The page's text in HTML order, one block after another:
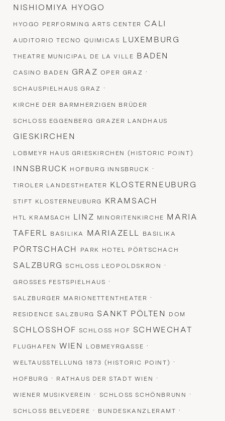
NISHIOMIYA HYOGO
HYOGO PERFORMING ARTS CENTER CALI
AUDITORIO TECNO QUIMICAS LUXEMBURG
THEATRE MUNICIPAL DE LA VILLE BADEN
CASINO BADEN GRAZ OPER GRAZ ·
SCHAUSPIELHAUS GRAZ ·
KIRCHE DER BARMHERZIGEN BRÜDER
SCHLOSS EGGENBERG GRAZER LANDHAUS
GIESKIRCHEN
LOBMEYR HAUS GRIESKIRCHEN (HISTORIC POINT)
INNSBRUCK HOFBURG INNSBRUCK ·
TIROLER LANDESTHEATER KLOSTERNEUBURG
STIFT KLOSTERNEUBURG KRAMSACH
HTL KRAMSACH LINZ MINORITENKIRCHE MARIA
TAFERL BASILIKA MARIAZELL BASILIKA
PÖRTSCHACH PARK HOTEL PÖRTSCHACH
SALZBURGSCHLOSS LEOPOLDSKRON ·
GROSSES FESTSPIELHAUS ·
SALZBURGER MARIONETTENTHEATER ·
RESIDENCE SALZBURG SANKT PÖLTEN DOM
SCHLOSSHOF SCHLOSS HOF SCHWECHAT
FLUGHAFEN WIEN LOBMEYRGASSE ·
WELTAUSSTELLUNG 1873 (HISTORIC POINT) ·
HOFBURG · RATHAUS DER STADT WIEN ·
WIENER MUSIKVEREIN · SCHLOSS SCHÖNBRUNN ·
SCHLOSS BELVEDERE · BUNDESKANZLERAMT ·